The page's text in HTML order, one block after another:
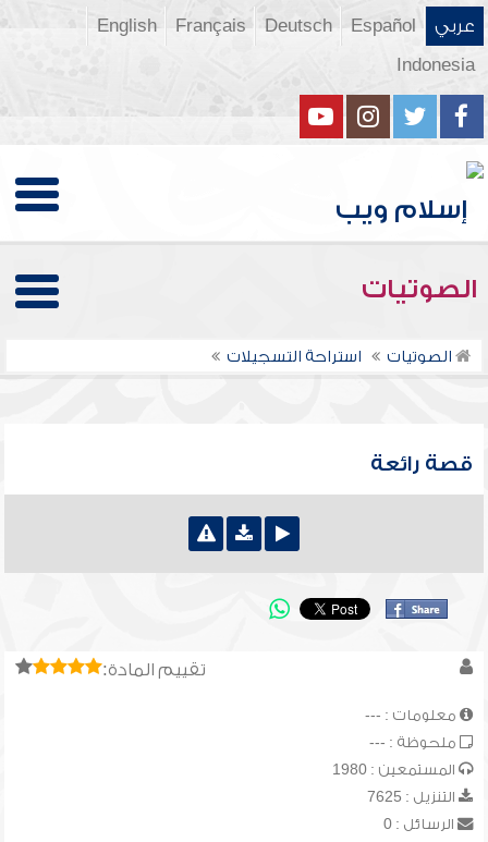
عربي Español
Deutsch
Français
English
Indonesia
الصوتيات
الصوتيات استراحة التسجيلات
قصة رائعة
تقييم المادة:
معلومات : ---
ملحوظة : ---
المستمعين : 1980
التنزيل : 7625
الرسائل : 0